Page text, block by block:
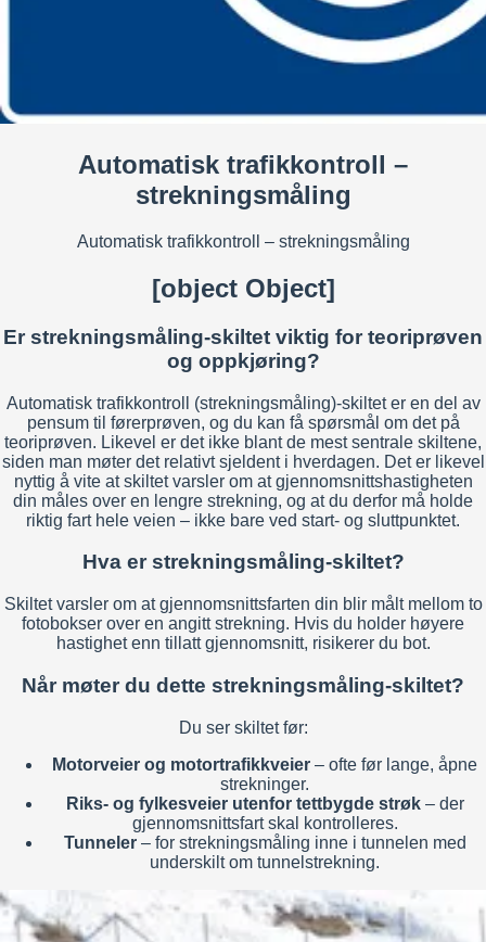
Automatisk trafikkontroll –
strekningsmåling
Automatisk trafikkontroll – strekningsmåling
[object Object]
Er strekningsmåling-skiltet viktig for teoriprøven
og oppkjøring?
Automatisk trafikkontroll (strekningsmåling)-skiltet er en del av
pensum til førerprøven, og du kan få spørsmål om det på
teoriprøven. Likevel er det ikke blant de mest sentrale skiltene,
siden man møter det relativt sjeldent i hverdagen. Det er likevel
nyttig å vite at skiltet varsler om at gjennomsnittshastigheten
din måles over en lengre strekning, og at du derfor må holde
riktig fart hele veien – ikke bare ved start- og sluttpunktet.
Hva er strekningsmåling-skiltet?
Skiltet varsler om at gjennomsnittsfarten din blir målt mellom to
fotobokser over en angitt strekning. Hvis du holder høyere
hastighet enn tillatt gjennomsnitt, risikerer du bot.
Når møter du dette strekningsmåling-skiltet?
Du ser skiltet før:
Motorveier og motortrafikkveier – ofte før lange, åpne
strekninger.
Riks- og fylkesveier utenfor tettbygde strøk– der
gjennomsnittsfart skal kontrolleres.
Tunneler– for strekningsmåling inne i tunnelen med
underskilt om tunnelstrekning.